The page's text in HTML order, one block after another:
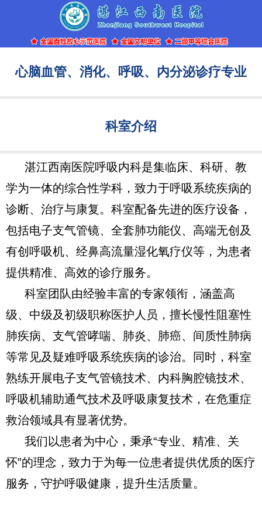
心脑血管、消化、呼吸、内分泌诊疗专业
科室介绍
湛江西南医院呼吸内科是集临床、科研、教
学为一体的综合性学科，致力于呼吸系统疾病的
诊断、治疗与康复。科室配备先进的医疗设备，
包括电子支气管镜、全套肺功能仪、高端无创及
有创呼吸机、经鼻高流量湿化氧疗仪等，为患者
提供精准、高效的诊疗服务。
科室团队由经验丰富的专家领衔，涵盖高
级、中级及初级职称医护人员，擅长慢性阻塞性
肺疾病、支气管哮喘、肺炎、肺癌、间质性肺病
等常见及疑难呼吸系统疾病的诊治。同时，科室
熟练开展电子支气管镜技术、内科胸腔镜技术、
呼吸机辅助通气技术及呼吸康复技术，在危重症
救治领域具有显著优势。
我们以患者为中心，秉承“专业、精准、关
怀”的理念，致力于为每一位患者提供优质的医疗
服务，守护呼吸健康，提升生活质量。